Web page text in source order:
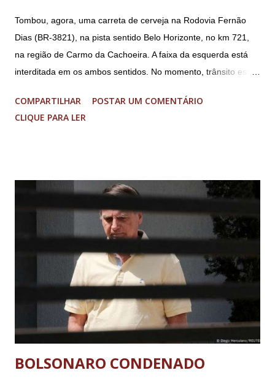
Tombou, agora, uma carreta de cerveja na Rodovia Fernão
Dias (BR-3821), na pista sentido Belo Horizonte, no km 721,
na região de Carmo da Cachoeira. A faixa da esquerda está
interditada em os ambos sentidos. No momento, trânsito está
Imagens @transitofernaodias *Por Sebastião Filho
COMPARTILHAR
POSTAR UM COMENTÁRIO
CLIQUE PARA LER
BOLSONARO CONDENADO